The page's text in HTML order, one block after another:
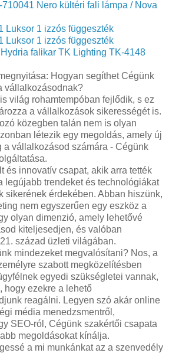
Nero kültéri fali lámpa / Nova
Luksor 1 izzós függeszték
Luksor 1 izzós függeszték
falikar TK Lighting TK-4148
Hogyan segíthet Cégünk
vállalkozásodnak?
világ rohamtempóban fejlődik, s ez
a vállalkozások sikerességét is.
közegben talán nem is olyan
létezik egy megoldás, amely új
a vállalkozásod számára - Cégünk
és innovatív csapat, akik arra tették
legújabb trendeket és technológiákat
sikerének érdekében. Abban hiszünk,
nem egyszerűen egy eszköz a
olyan dimenzió, amely lehetővé
kiteljesedjen, és valóban
század üzleti világában.
mindezeket megvalósítani? Nos, a
szabott megközelítésben
egyedi szükségletei vannak,
hogy ezekre a lehető
reagálni. Legyen szó akár online
média menedzsmentről,
SEO-ról, Cégünk szakértői csapata
megoldásokat kínálja.
a mi munkánkat az a szenvedély